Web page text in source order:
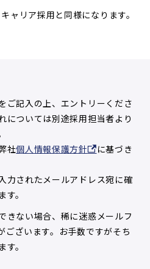
福利厚
門卒
ャリア採用と同様になります。
ご記入の上、エントリーくださ
については別途採用担当者より
社個人情報保護方針
に基づき
力されたメールアドレス宛に確
。
きない場合、稀に迷惑メールフ
ございます。お手数ですがそち
。